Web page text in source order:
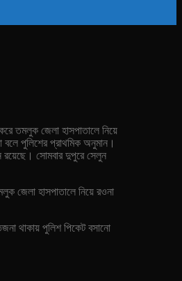
তমলুক জেলা হাসপাতালে নিয়ে
বলে পুলিশের প্রাথমিক অনুমান।
রয়েছে। সোমবার দুপুরে সেলুন
জেলা হাসপাতালে নিয়ে রওনা
থাকায় পুলিশ পিকেট বসানো